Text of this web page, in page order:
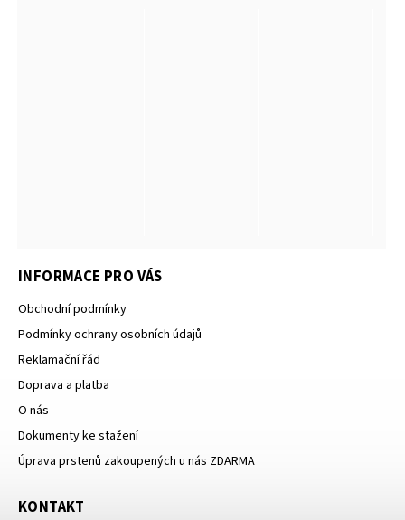
INFORMACE PRO VÁS
Obchodní podmínky
Podmínky ochrany osobních údajů
Reklamační řád
Doprava a platba
O nás
Dokumenty ke stažení
Úprava prstenů zakoupených u nás ZDARMA
KONTAKT